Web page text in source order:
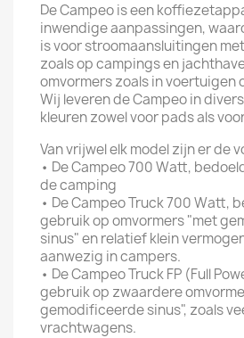
De Campeo is een
inwendige aanpassingen,
is voor stroomaansluitingen
zoals op campings en
omvormers zoals in voertuigen
Wij leveren de Campeo in
kleuren zowel voor pads als
Van vrijwel elk model zijn er de
• De Campeo 700 Watt,
de camping
• De Campeo Truck 700 Watt,
gebruik op omvormers "met
sinus" en relatief klein
aanwezig in campers.
• De Campeo Truck FP (Full
gebruik op zwaardere
gemodificeerde sinus", zoals
vrachtwagens.